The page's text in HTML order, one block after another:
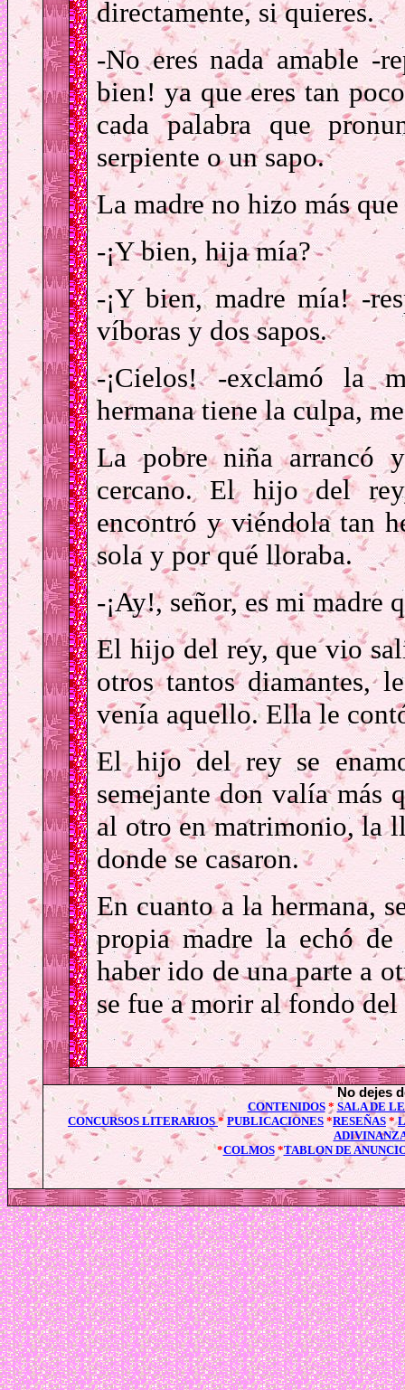
directamente, si quieres.
-No eres nada amable -
bien! ya que eres tan
cada palabra que
serpiente o un sapo.
La madre no hizo más
-¡Y bien, hija mía?
-¡Y bien, madre mía! -
víboras y dos sapos.
-¡Cielos! -exclamó la
hermana tiene la culpa,
La pobre niña arrancó
cercano. El hijo del
encontró y viéndola tan
sola y por qué lloraba.
-¡Ay!, señor, es mi madre
El hijo del rey, que vio
otros tantos diamantes,
venía aquello. Ella le
El hijo del rey se
semejante don valía más
al otro en matrimonio, la
donde se casaron.
En cuanto a la hermana,
propia madre la echó
haber ido de una parte a
se fue a morir al fondo del
No dejes
CONTENIDOS* SALA DE
CONCURSOS LITERARIOS* PUBLICACIONES *RESEÑAS*
*COLMOS*TABLON DE